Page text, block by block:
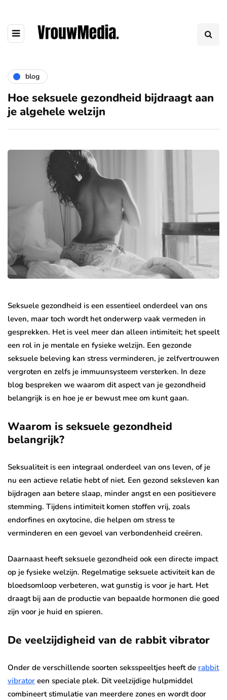
blog
Hoe seksuele gezondheid bijdraagt aan
je algehele welzijn
Seksuele gezondheid is een essentieel onderdeel van ons
leven, maar toch wordt het onderwerp vaak vermeden in
gesprekken. Het is veel meer dan alleen intimiteit; het speelt
een rol in je mentale en fysieke welzijn. Een gezonde
seksuele beleving kan stress verminderen, je zelfvertrouwen
vergroten en zelfs je immuunsysteem versterken. In deze
blog bespreken we waarom dit aspect van je gezondheid
belangrijk is en hoe je er bewust mee om kunt gaan.
Waarom is seksuele gezondheid
belangrijk?
Seksualiteit is een integraal onderdeel van ons leven, of je
nu een actieve relatie hebt of niet. Een gezond seksleven kan
bijdragen aan betere slaap, minder angst en een positievere
stemming. Tijdens intimiteit komen stoffen vrij, zoals
endorfines en oxytocine, die helpen om stress te
verminderen en een gevoel van verbondenheid creëren.
Daarnaast heeft seksuele gezondheid ook een directe impact
op je fysieke welzijn. Regelmatige seksuele activiteit kan de
bloedsomloop verbeteren, wat gunstig is voor je hart. Het
draagt bij aan de productie van bepaalde hormonen die goed
zijn voor je huid en spieren.
De veelzijdigheid van de rabbit vibrator
Onder de verschillende soorten seksspeeltjes heeft de rabbit
vibrator een speciale plek. Dit veelzijdige hulpmiddel
combineert stimulatie van meerdere zones en wordt door